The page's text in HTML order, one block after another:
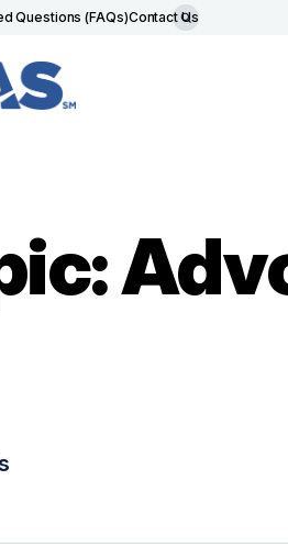
Questions (FAQs)Contact Us